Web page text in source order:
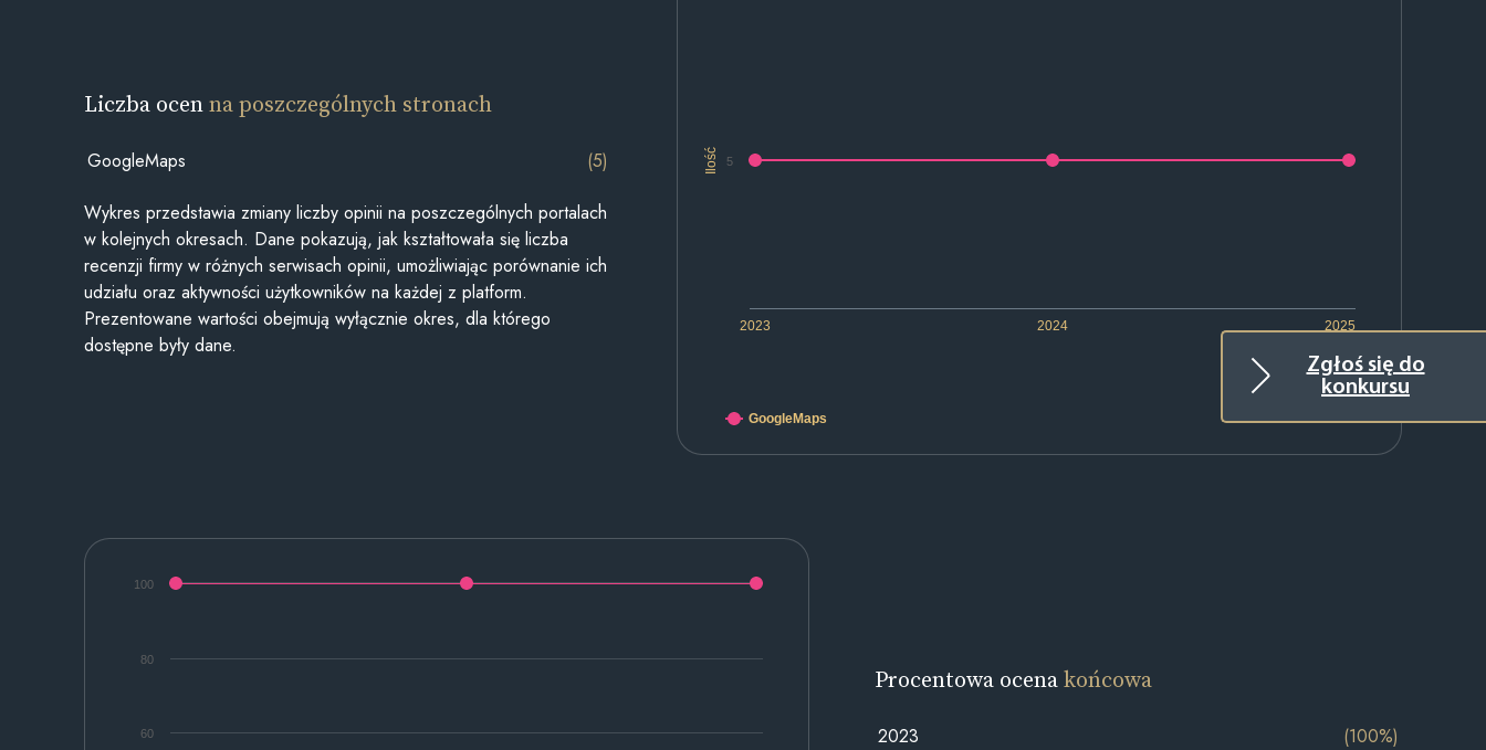
Zgłoś się do
konkursu
Ilość
2023 2024 2025
5
GoogleMaps
Liczba ocenna poszczególnych stronach
GoogleMaps (5)
Wykres przedstawia zmiany liczby opinii na poszczególnych portalach
w kolejnych okresach. Dane pokazują, jak kształtowała się liczba
recenzji firmy w różnych serwisach opinii, umożliwiając porównanie ich
udziału oraz aktywności użytkowników na każdej z platform.
Prezentowane wartości obejmują wyłącznie okres, dla którego
dostępne były dane.
60
80
100
Procentowa ocenakońcowa
2023
(100%)